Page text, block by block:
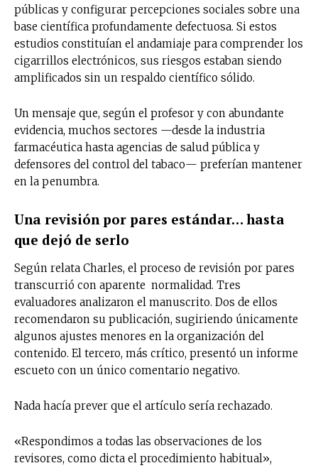
públicas y configurar percepciones sociales sobre una
base científica profundamente defectuosa. Si estos
estudios constituían el andamiaje para comprender los
cigarrillos electrónicos, sus riesgos estaban siendo
amplificados sin un respaldo científico sólido.
Un mensaje que, según el profesor y con abundante
evidencia, muchos sectores —desde la industria
farmacéutica hasta agencias de salud pública y
defensores del control del tabaco— preferían mantener
en la penumbra.
Una revisión por pares estándar… hasta
que dejó de serlo
Según relata Charles, el proceso de revisión por pares
transcurrió con aparente normalidad. Tres
evaluadores analizaron el manuscrito. Dos de ellos
recomendaron su publicación, sugiriendo únicamente
algunos ajustes menores en la organización del
contenido. El tercero, más crítico, presentó un informe
escueto con un único comentario negativo.
Nada hacía prever que el artículo sería rechazado.
«Respondimos a todas las observaciones de los
revisores, como dicta el procedimiento habitual»,